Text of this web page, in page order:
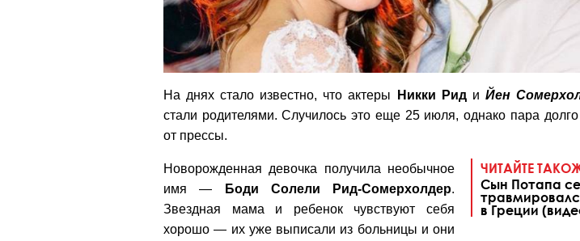
На днях стало известно, что актеры Никки Риди Йен
стали родителями. Случилось это еще 25 июля, однако пара
от прессы.
ЧИТАЙТЕ
Сын Потапа
в Греции
Новорожденная девочка получила необычное
имя —
Боди Солели Рид-Сомерхолдер.
Звездная мама и ребенок чувствуют себя
хорошо — их уже выписали из больницы и они